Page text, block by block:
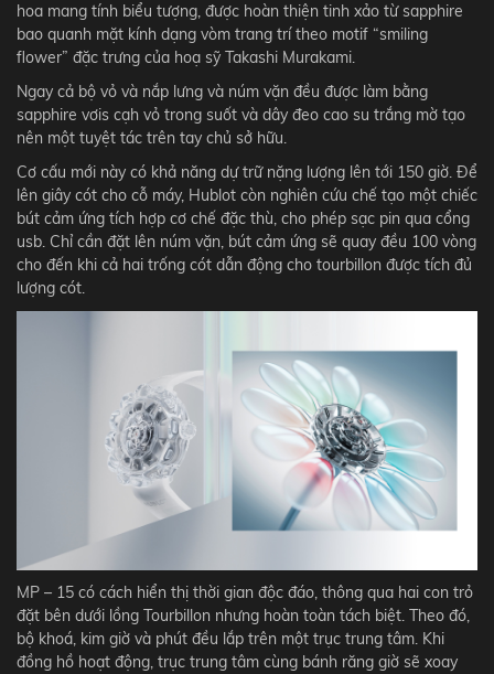
hoa mang tính biểu tượng, được hoàn thiện tinh xảo từ sapphire
bao quanh mặt kính dạng vòm trang trí theo motif “smiling
flower” đặc trưng của hoạ sỹ Takashi Murakami.
Ngay cả bộ vỏ và nắp lưng và núm vặn đều được làm bằng
sapphire vơis cạh vỏ trong suốt và dây đeo cao su trắng mờ tạo
nên một tuyệt tác trên tay chủ sở hữu.
Cơ cấu mới này có khả năng dự trữ nặng lượng lên tới 150 giờ. Để
lên giây cót cho cỗ máy, Hublot còn nghiên cứu chế tạo một chiếc
bút cảm ứng tích hợp cơ chế đặc thù, cho phép sạc pin qua cổng
usb. Chỉ cần đặt lên núm vặn, bút cảm ứng sẽ quay đều 100 vòng
cho đến khi cả hai trống cót dẫn động cho tourbillon được tích đủ
lượng cót.
MP – 15 có cách hiển thị thời gian độc đáo, thông qua hai con trỏ
đặt bên dưới lồng Tourbillon nhưng hoàn toàn tách biệt. Theo đó,
bộ khoá, kim giờ và phút đều lắp trên một trục trung tâm. Khi
đồng hồ hoạt động, trục trung tâm cùng bánh răng giờ sẽ xoay